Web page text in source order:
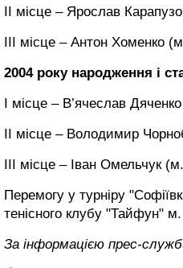
ІІ місце – Ярослав
ІІІ місце – Антон Хоменко
2004 року народження і
І місце – В’ячеслав
ІІ місце – Володимир
ІІІ місце – Іван Омельчук
Перемогу у турніру
тенісного клубу "Тайфун"
За інформацією прес-